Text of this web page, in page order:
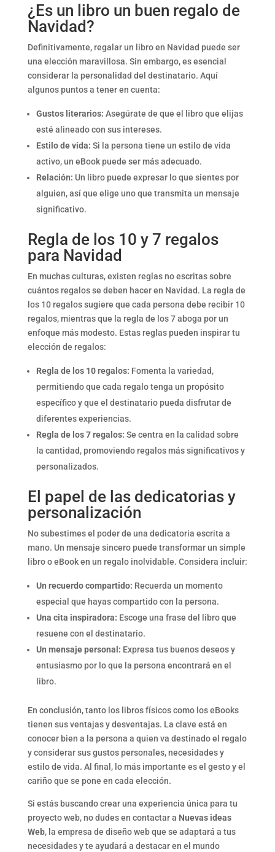
¿Es un libro un buen regalo de
Navidad?
Definitivamente, regalar un libro en Navidad puede ser
una elección maravillosa. Sin embargo, es esencial
considerar la personalidad del destinatario. Aquí
algunos puntos a tener en cuenta:
Gustos literarios: Asegúrate de que el libro que elijas
esté alineado con sus intereses.
Estilo de vida: Si la persona tiene un estilo de vida
activo, un eBook puede ser más adecuado.
Relación: Un libro puede expresar lo que sientes por
alguien, así que elige uno que transmita un mensaje
significativo.
Regla de los 10 y 7 regalos
para Navidad
En muchas culturas, existen reglas no escritas sobre
cuántos regalos se deben hacer en Navidad. La regla de
los 10 regalos sugiere que cada persona debe recibir 10
regalos, mientras que la regla de los 7 aboga por un
enfoque más modesto. Estas reglas pueden inspirar tu
elección de regalos:
Regla de los 10 regalos: Fomenta la variedad,
permitiendo que cada regalo tenga un propósito
específico y que el destinatario pueda disfrutar de
diferentes experiencias.
Regla de los 7 regalos: Se centra en la calidad sobre
la cantidad, promoviendo regalos más significativos y
personalizados.
El papel de las dedicatorias y
personalización
No subestimes el poder de una dedicatoria escrita a
mano. Un mensaje sincero puede transformar un simple
libro o eBook en un regalo inolvidable. Considera incluir:
Un recuerdo compartido: Recuerda un momento
especial que hayas compartido con la persona.
Una cita inspiradora: Escoge una frase del libro que
resuene con el destinatario.
Un mensaje personal: Expresa tus buenos deseos y
entusiasmo por lo que la persona encontrará en el
libro.
En conclusión, tanto los libros físicos como los eBooks
tienen sus ventajas y desventajas. La clave está en
conocer bien a la persona a quien va destinado el regalo
y considerar sus gustos personales, necesidades y
estilo de vida. Al final, lo más importante es el gesto y el
cariño que se pone en cada elección.
Si estás buscando crear una experiencia única para tu
proyecto web, no dudes en contactar a Nuevas ideas
Web, la empresa de diseño web que se adaptará a tus
necesidades y te ayudará a destacar en el mundo